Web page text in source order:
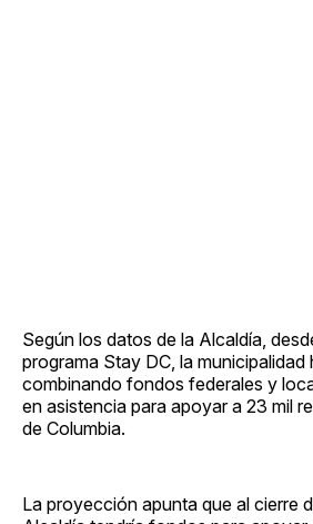
Según los datos de la Alcaldía,
programa Stay DC, la municipalidad
combinando fondos federales y
en asistencia para apoyar a 23 mil
de Columbia.
La proyección apunta que al cierre